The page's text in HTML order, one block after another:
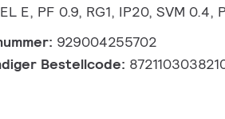
E, PF 0.9, RG1, IP20, SVM 0.4,
929004255702
Bestellcode: